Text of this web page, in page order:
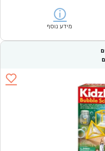
מידע נוסף